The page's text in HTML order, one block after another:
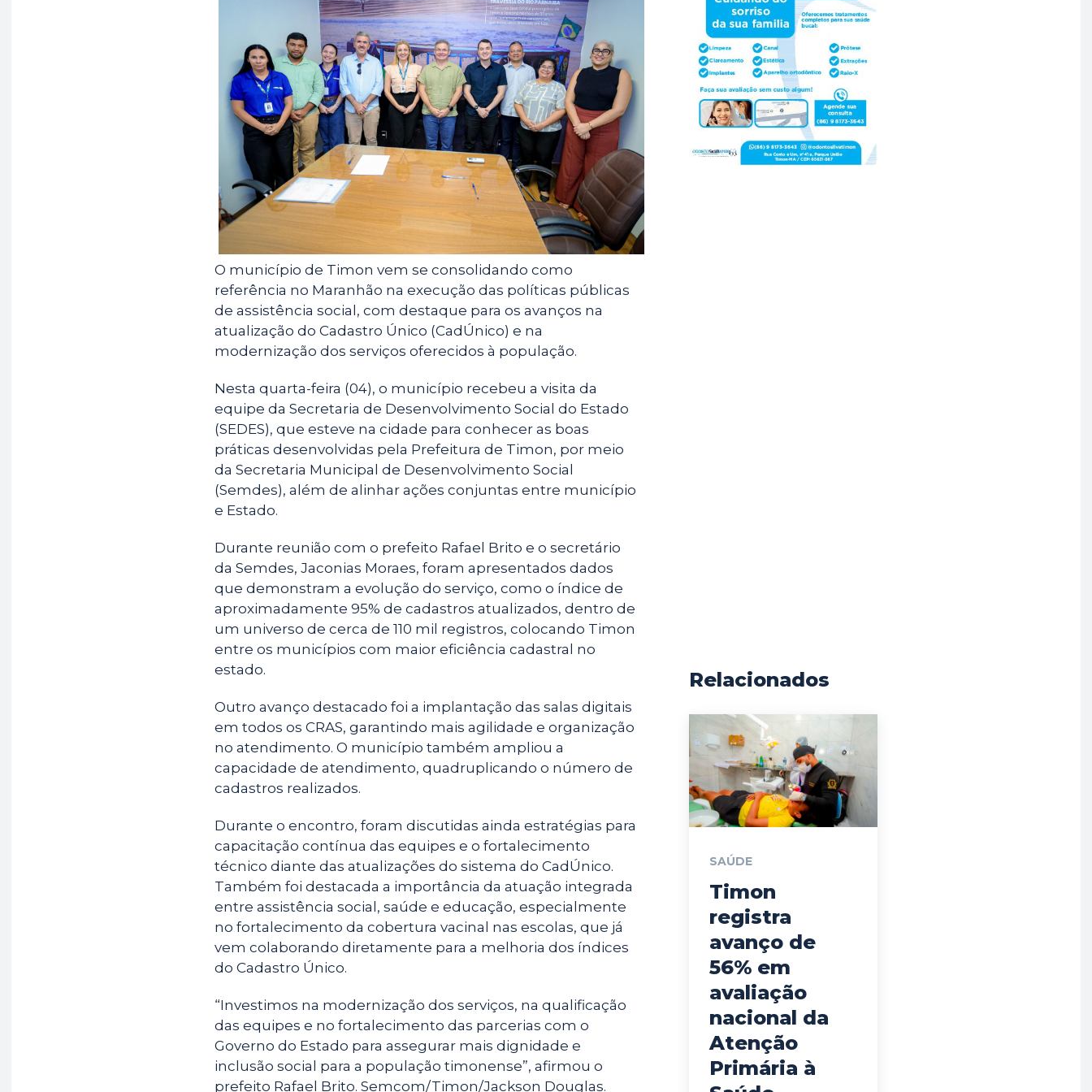
b
o
o
s
A
p
p
e
g
r
a
m
t
t
e
r
i
l
r
e
O município de Timon vem se consolidando como
referência no Maranhão na execução das políticas públicas
de assistência social, com destaque para os avanços na
atualização do Cadastro Único (CadÚnico) e na
modernização dos serviços oferecidos à população.
Nesta quarta-feira (04), o município recebeu a visita da
equipe da Secretaria de Desenvolvimento Social do Estado
(SEDES), que esteve na cidade para conhecer as boas
práticas desenvolvidas pela Prefeitura de Timon, por meio
da Secretaria Municipal de Desenvolvimento Social
(Semdes), além de alinhar ações conjuntas entre município
e Estado.
Durante reunião com o prefeito Rafael Brito e o secretário
da Semdes, Jaconias Moraes, foram apresentados dados
que demonstram a evolução do serviço, como o índice de
aproximadamente 95% de cadastros atualizados, dentro de
um universo de cerca de 110 mil registros, colocando Timon
entre os municípios com maior eficiência cadastral no
estado.
Outro avanço destacado foi a implantação das salas digitais
em todos os CRAS, garantindo mais agilidade e organização
no atendimento. O município também ampliou a
capacidade de atendimento, quadruplicando o número de
cadastros realizados.
Durante o encontro, foram discutidas ainda estratégias para
capacitação contínua das equipes e o fortalecimento
técnico diante das atualizações do sistema do CadÚnico.
Também foi destacada a importância da atuação integrada
entre assistência social, saúde e educação, especialmente
no fortalecimento da cobertura vacinal nas escolas, que já
vem colaborando diretamente para a melhoria dos índices
do Cadastro Único.
“Investimos na modernização dos serviços, na qualificação
das equipes e no fortalecimento das parcerias com o
Governo do Estado para assegurar mais dignidade e
inclusão social para a população timonense”, afirmou o
prefeito Rafael Brito. Semcom/Timon/Jackson Douglas.
Relacionados
SAÚDE
Timon
registra
avanço de
56% em
avaliação
nacional da
Atenção
Primária à